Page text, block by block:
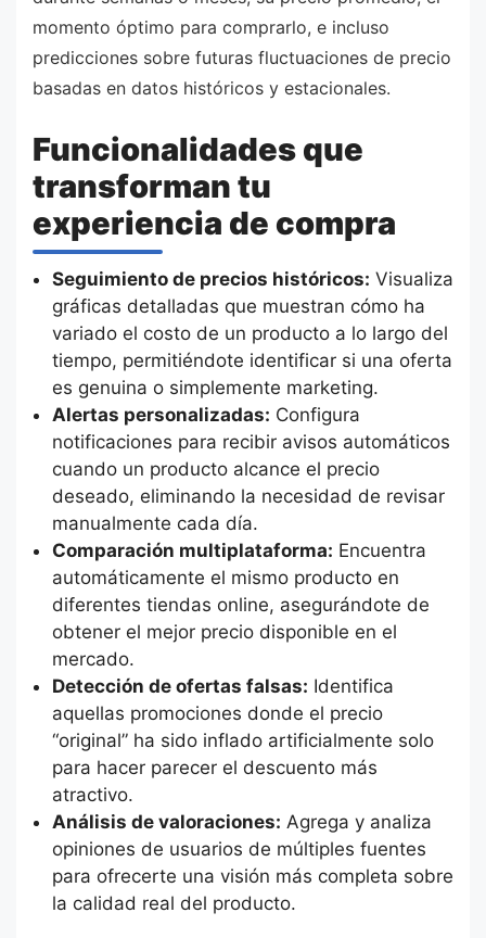
momento óptimo para comprarlo, e incluso
predicciones sobre futuras fluctuaciones de precio
basadas en datos históricos y estacionales.
Funcionalidades que
transforman tu
experiencia de compra
Seguimiento de precios históricos: Visualiza
gráficas detalladas que muestran cómo ha
variado el costo de un producto a lo largo del
tiempo, permitiéndote identificar si una oferta
es genuina o simplemente marketing.
Alertas personalizadas: Configura
notificaciones para recibir avisos automáticos
cuando un producto alcance el precio
deseado, eliminando la necesidad de revisar
manualmente cada día.
Comparación multiplataforma: Encuentra
automáticamente el mismo producto en
diferentes tiendas online, asegurándote de
obtener el mejor precio disponible en el
mercado.
Detección de ofertas falsas: Identifica
aquellas promociones donde el precio
“original” ha sido inflado artificialmente solo
para hacer parecer el descuento más
atractivo.
Análisis de valoraciones: Agrega y analiza
opiniones de usuarios de múltiples fuentes
para ofrecerte una visión más completa sobre
la calidad real del producto.